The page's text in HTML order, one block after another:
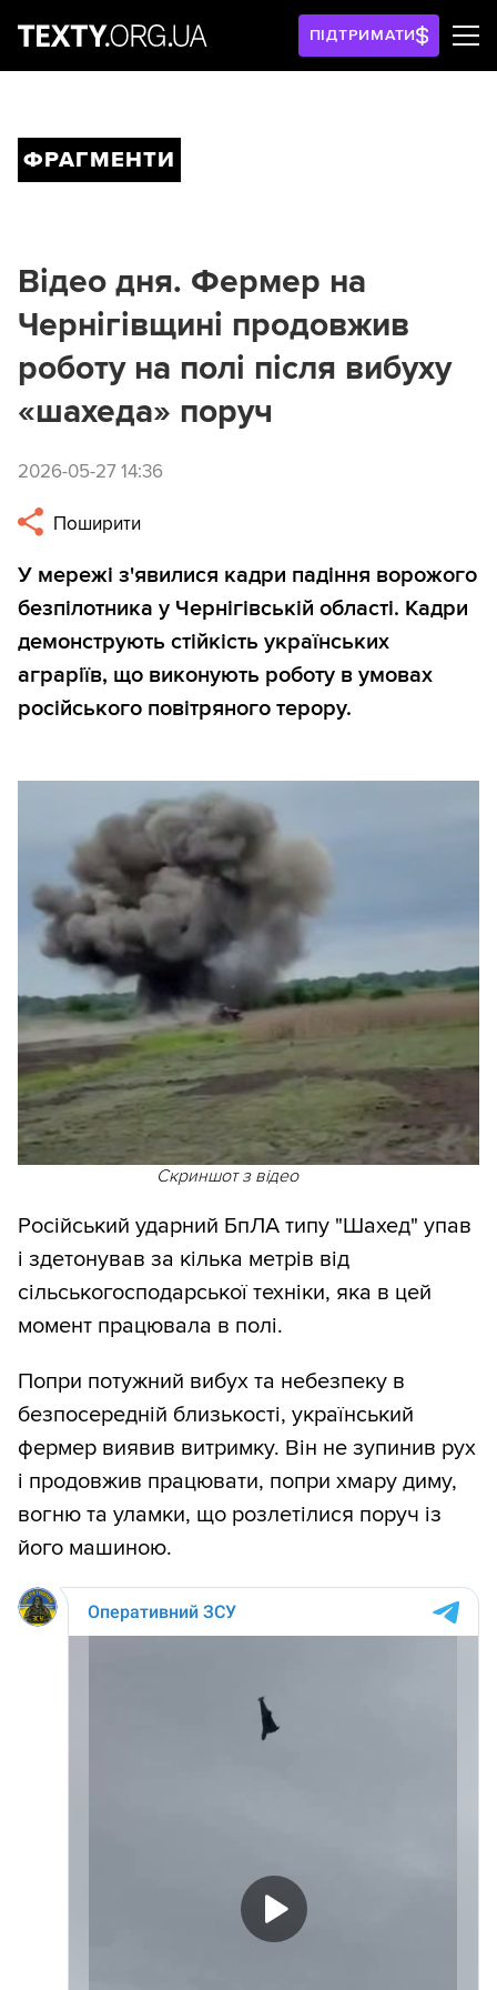
ПІДТРИМАТИ
ФРАГМЕНТИ
Відео дня. Фермер на
Чернігівщині продовжив
роботу на полі після вибуху
«шахеда» поруч
2026-05-27 14:36
Поширити
У мережі з'явилися кадри падіння ворожого
безпілотника у Чернігівській області. Кадри
демонструють стійкість українських
аграріїв, що виконують роботу в умовах
російського повітряного терору.
Скриншот з відео
Російський ударний БпЛА типу "Шахед" упав
і здетонував за кілька метрів від
сільськогосподарської техніки, яка в цей
момент працювала в полі.
Попри потужний вибух та небезпеку в
безпосередній близькості, український
фермер виявив витримку. Він не зупинив рух
і продовжив працювати, попри хмару диму,
вогню та уламки, що розлетілися поруч із
його машиною.